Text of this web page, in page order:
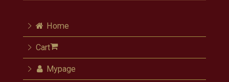
Home
Cart
Mypage